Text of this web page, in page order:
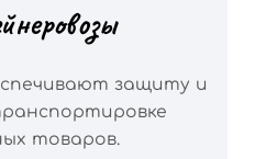
защиту и
товаров.